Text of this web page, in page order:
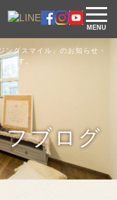
グスマイル」のお知らせ・
です。
ブログ
MENU